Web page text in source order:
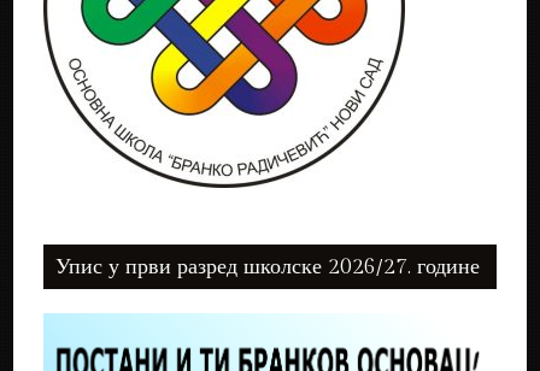
Упис у први разред школске 2026/27. године